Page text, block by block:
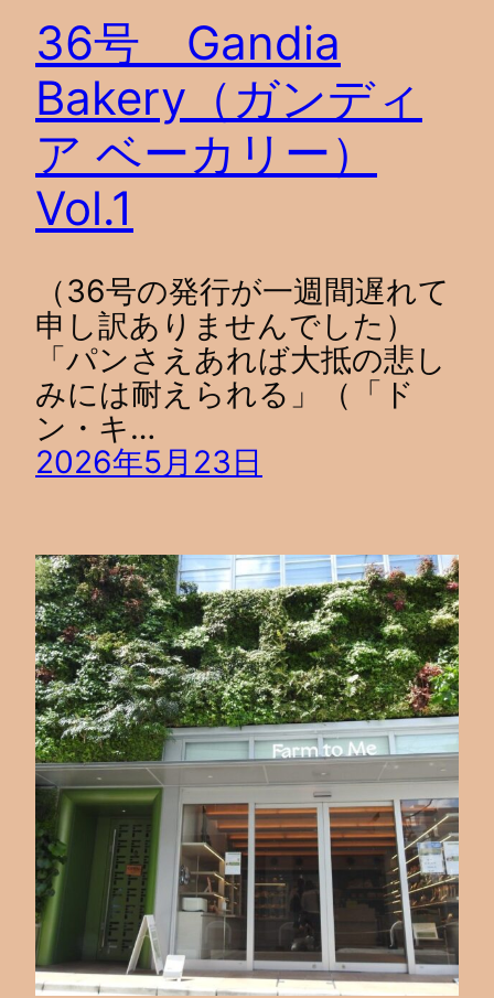
36号 Gandia
Bakery（ガンディ
ア ベーカリー）
Vol.1
（36号の発行が一週間遅れて
申し訳ありませんでした）
「パンさえあれば大抵の悲し
みには耐えられる」（「ド
ン・キ…
2026年5月23日